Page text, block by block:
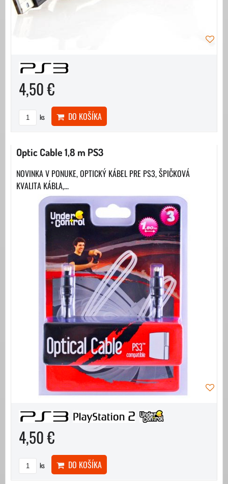
4,50 €
ks DO KOŠÍKA
Optic Cable 1,8 m PS3
NOVINKA V PONUKE, OPTICKÝ KÁBEL PRE PS3, ŠPIČKOVÁ
KVALITA KÁBLA,...
4,50 €
ks DO KOŠÍKA